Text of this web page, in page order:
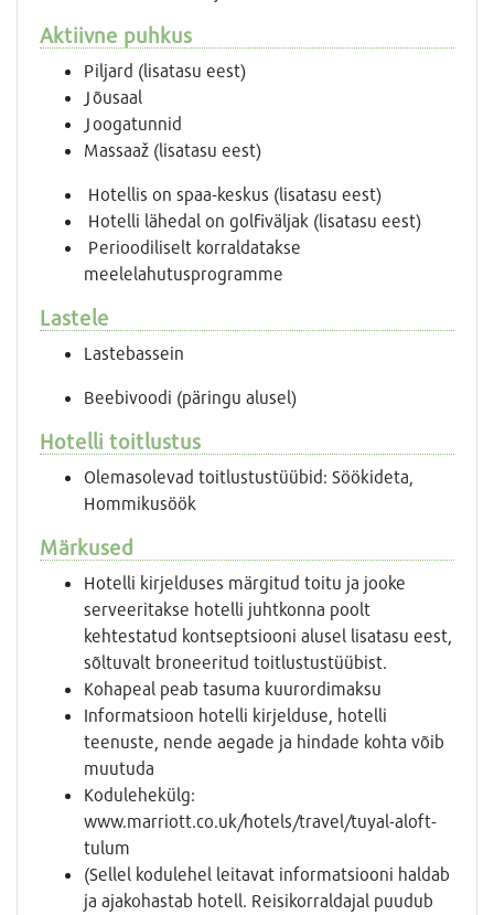
Aktiivne puhkus
Piljard (lisatasu eest)
Jõusaal
Joogatunnid
Massaaž (lisatasu eest)
Hotellis on spaa-keskus (lisatasu eest)
Hotelli lähedal on golfiväljak (lisatasu eest)
Perioodiliselt korraldatakse
meelelahutusprogramme
Lastele
Lastebassein
Beebivoodi (päringu alusel)
Hotelli toitlustus
Olemasolevad toitlustustüübid: Söökideta,
Hommikusöök
Märkused
Hotelli kirjelduses märgitud toitu ja jooke
serveeritakse hotelli juhtkonna poolt
kehtestatud kontseptsiooni alusel lisatasu eest,
sõltuvalt broneeritud toitlustustüübist.
Kohapeal peab tasuma kuurordimaksu
Informatsioon hotelli kirjelduse, hotelli
teenuste, nende aegade ja hindade kohta võib
muutuda
Kodulehekülg:
www.marriott.co.uk/hotels/travel/tuyal-aloft-
tulum
(Sellel kodulehel leitavat informatsiooni haldab
ja ajakohastab hotell. Reisikorraldajal puudub